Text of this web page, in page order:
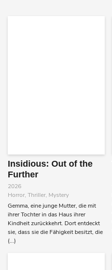
Insidious: Out of the
Further
2026
Horror, Thriller, Mystery
Gemma, eine junge Mutter, die mit
ihrer Tochter in das Haus ihrer
Kindheit zurückkehrt. Dort entdeckt
sie, dass sie die Fähigkeit besitzt, die
(...)